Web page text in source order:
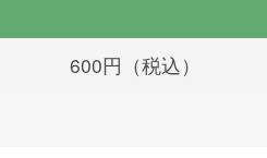
600円（税込）